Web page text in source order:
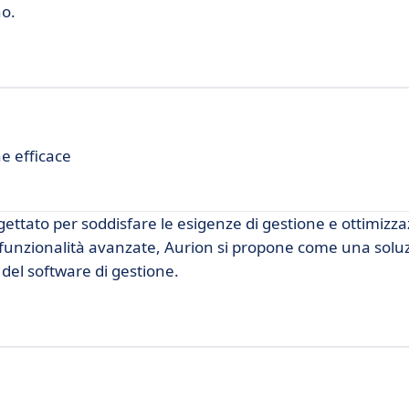
efficace
per soddisfare le esigenze di gestione e
avanzate, Aurion si propone come una
software di gestione.